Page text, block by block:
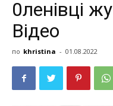
0лeнiвцi
Відео
по khristina - 01.08.2022